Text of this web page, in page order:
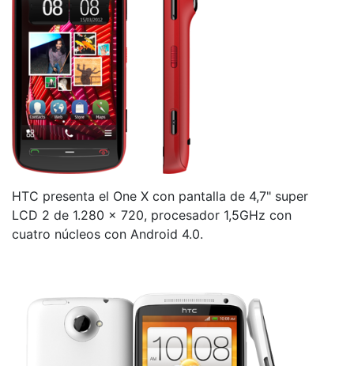
HTC presenta el One X con pantalla de 4,7" super
LCD 2 de 1.280 x 720, procesador 1,5GHz con
cuatro núcleos con Android 4.0.